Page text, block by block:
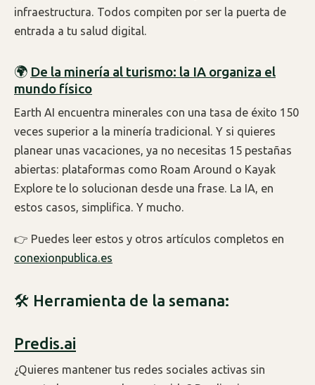
infraestructura. Todos compiten por ser la puerta de
entrada a tu salud digital.
🌍 De la minería al turismo: la IA organiza el
mundo físico
Earth AI encuentra minerales con una tasa de éxito 150
veces superior a la minería tradicional. Y si quieres
planear unas vacaciones, ya no necesitas 15 pestañas
abiertas: plataformas como Roam Around o Kayak
Explore te lo solucionan desde una frase. La IA, en
estos casos, simplifica. Y mucho.
👉 Puedes leer estos y otros artículos completos en
conexionpublica.es
🛠 Herramienta de la semana:
Predis.ai
¿Quieres mantener tus redes sociales activas sin